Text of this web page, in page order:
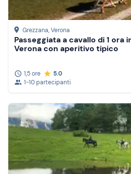
Grezzana, Verona
Passeggiata a cavallo di 1 ora
Verona con aperitivo tipico
1,5 ore
5.0
1-10 partecipanti